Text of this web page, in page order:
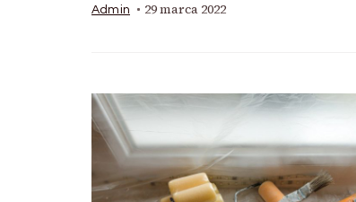
Admin 29 marca 2022